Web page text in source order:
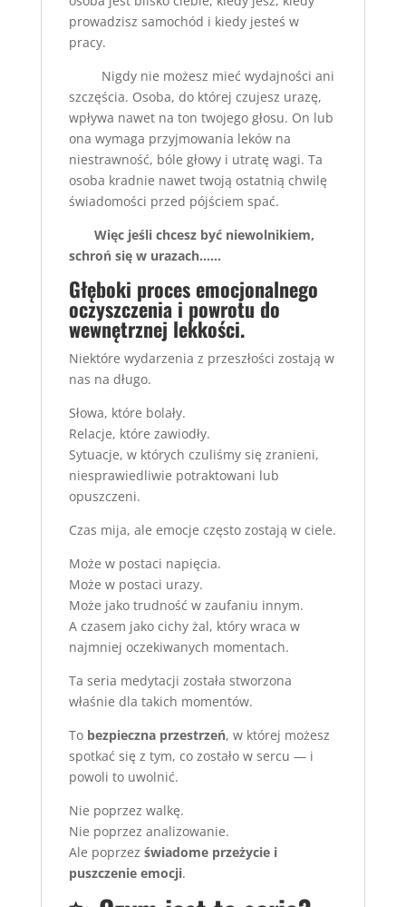
prowadzisz samochód i kiedy jesteś w
pracy.
Nigdy nie możesz mieć wydajności ani
szczęścia. Osoba, do której czujesz urazę,
wpływa nawet na ton twojego głosu. On lub
ona wymaga przyjmowania leków na
niestrawność, bóle głowy i utratę wagi. Ta
osoba kradnie nawet twoją ostatnią chwilę
świadomości przed pójściem spać.
Więc jeśli chcesz być niewolnikiem,
schroń się w urazach……
Głęboki proces emocjonalnego
oczyszczenia i powrotu do
wewnętrznej lekkości.
Niektóre wydarzenia z przeszłości zostają w
nas na długo.
Słowa, które bolały.
Relacje, które zawiodły.
Sytuacje, w których czuliśmy się zranieni,
niesprawiedliwie potraktowani lub
opuszczeni.
Czas mija, ale emocje często zostają w ciele.
Może w postaci napięcia.
Może w postaci urazy.
Może jako trudność w zaufaniu innym.
A czasem jako cichy żal, który wraca w
najmniej oczekiwanych momentach.
Ta seria medytacji została stworzona
właśnie dla takich momentów.
To bezpieczna przestrzeń, w której możesz
spotkać się z tym, co zostało w sercu — i
powoli to uwolnić.
Nie poprzez walkę.
Nie poprzez analizowanie.
Ale poprzez świadome przeżycie i
puszczenie emocji.